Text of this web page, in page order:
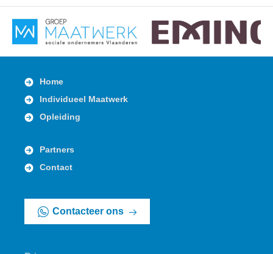
Contacteer ons
Home
Individueel Maatwerk
Opleiding
Partners
Contact